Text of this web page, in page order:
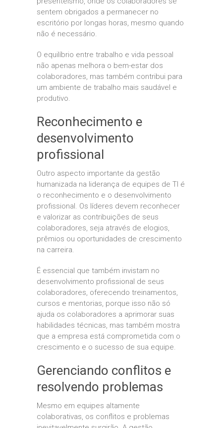
sentem obrigados a permanecer no
escritório por longas horas, mesmo quando
não é necessário.
O equilíbrio entre trabalho e vida pessoal
não apenas melhora o bem-estar dos
colaboradores, mas também contribui para
um ambiente de trabalho mais saudável e
produtivo.
Reconhecimento e
desenvolvimento
profissional
Outro aspecto importante da gestão
humanizada na liderança de equipes de TI é
o reconhecimento e o desenvolvimento
profissional. Os líderes devem reconhecer
e valorizar as contribuições de seus
colaboradores, seja através de elogios,
prêmios ou oportunidades de crescimento
na carreira.
É essencial que também invistam no
desenvolvimento profissional de seus
colaboradores, oferecendo treinamentos,
cursos e mentorias, porque isso não só
ajuda os colaboradores a aprimorar suas
habilidades técnicas, mas também mostra
que a empresa está comprometida com o
crescimento e o sucesso de sua equipe.
Gerenciando conflitos e
resolvendo problemas
Mesmo em equipes altamente
colaborativas, os conflitos e problemas